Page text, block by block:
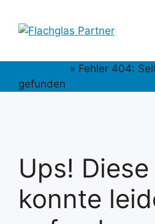
Inhalt
springen
» Fehler 404:
gefunden
Ups!
konnte